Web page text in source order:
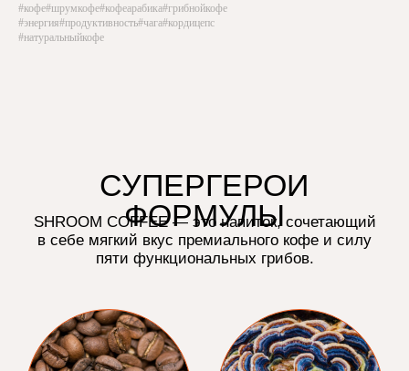
#кофе#шрумкофе#кофеарабика#грибнойкофе
#энергия#продуктивность#чага#кордицепс
#натуральныйкофе
Чага Ежовик гребенчатый